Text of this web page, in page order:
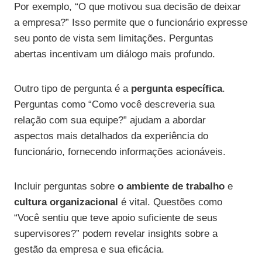
Por exemplo, “O que motivou sua decisão de deixar
a empresa?” Isso permite que o funcionário expresse
seu ponto de vista sem limitações. Perguntas
abertas incentivam um diálogo mais profundo.
Outro tipo de pergunta é a pergunta específica.
Perguntas como “Como você descreveria sua
relação com sua equipe?” ajudam a abordar
aspectos mais detalhados da experiência do
funcionário, fornecendo informações acionáveis.
Incluir perguntas sobre o ambiente de trabalho e
cultura organizacional é vital. Questões como
“Você sentiu que teve apoio suficiente de seus
supervisores?” podem revelar insights sobre a
gestão da empresa e sua eficácia.